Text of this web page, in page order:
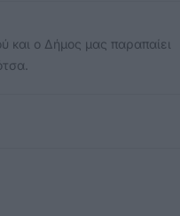
και ο Δήμος μας παραπαίει